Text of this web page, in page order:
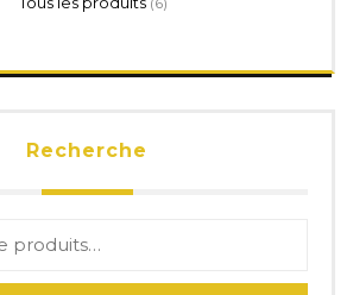
Recherche